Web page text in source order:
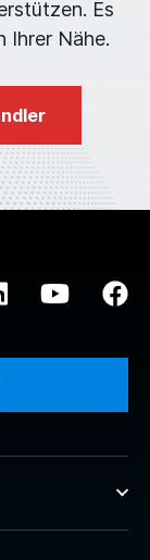
Es
Ihrer Nähe.